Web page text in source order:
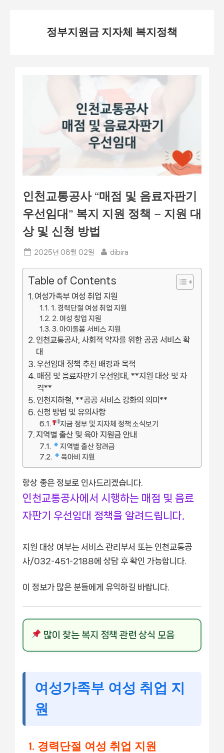
정부지원금 지자체 복지정책
인천교통공사 “매점 및 음료자판기
우선임대” 복지 지원 정책 – 지원 대
상 및 신청 방법
Posted
2025년 08월 02일 By
dibira
Table of Contents
여성가족부 여성 취업 지원
1. 경력단절 여성 취업 지원
2. 여성 창업 지원
3. 아이돌봄 서비스 지원
인천교통공사, 사회적 약자를 위한 공공 서비스 확
대
우선임대 정책 추진 배경과 목적
매점 및 음료자판기 우선임대, **지원 대상 및 자
격**
인천지하철, **공공 서비스 강화의 의미**
신청 방법 및 유의사항
지금 정부 및 지자체 정책 소식보기
지역별 출산 및 육아 지원금 안내
지역별 출산 장려금
육아비 지원
항상 좋은 정보로 인사드리겠습니다.
인천교통공사에서 시행하는 매점 및 음료
자판기 우선임대 정책을 알려드립니다.
지원 대상 여부는 서비스 관리부서 또는 인천교통공
사/032-451-2188에 상담 후 확인 가능합니다.
이 정보가 많은 분들에게 유익하길 바랍니다.
많이 찾는 복지 정책 관련 상식 모음
여성가족부 여성 취업 지
원
1. 경력단절 여성 취업 지원